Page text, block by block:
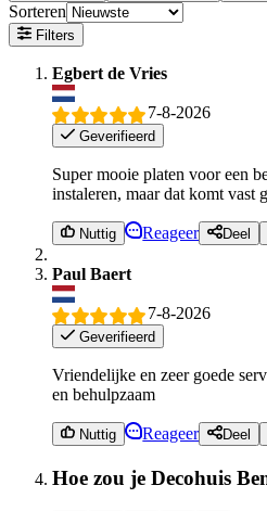
Sorteren
Filters
Egbert de Vries
7-8-2026
Geverifieerd
Super mooie platen voor een
instaleren, maar dat komt vast
Nuttig Reageer Deel
Paul Baert
7-8-2026
Geverifieerd
Vriendelijke en zeer goede
en behulpzaam
Nuttig Reageer Deel
Hoe zou je Decohuis